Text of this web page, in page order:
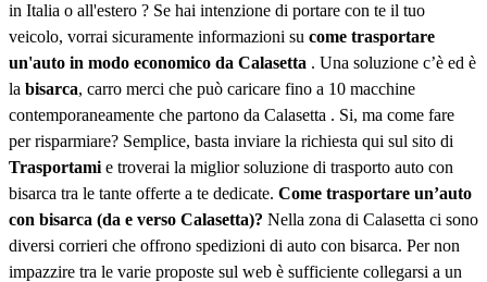
in Italia o all'estero ? Se hai intenzione di portare con te il tuo
veicolo, vorrai sicuramente informazioni su come trasportare
un'auto in modo economico da Calasetta . Una soluzione c’è ed è
la bisarca, carro merci che può caricare fino a 10 macchine
contemporaneamente che partono da Calasetta . Si, ma come fare
per risparmiare? Semplice, basta inviare la richiesta qui sul sito di
Trasportami e troverai la miglior soluzione di trasporto auto con
bisarca tra le tante offerte a te dedicate. Come trasportare un’auto
con bisarca (da e verso Calasetta)? Nella zona di Calasetta ci sono
diversi corrieri che offrono spedizioni di auto con bisarca. Per non
impazzire tra le varie proposte sul web è sufficiente collegarsi a un